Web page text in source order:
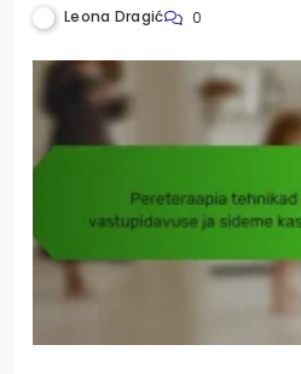
Vastupidavuse,
teadlikkuse
peres
Leona Dragić 0